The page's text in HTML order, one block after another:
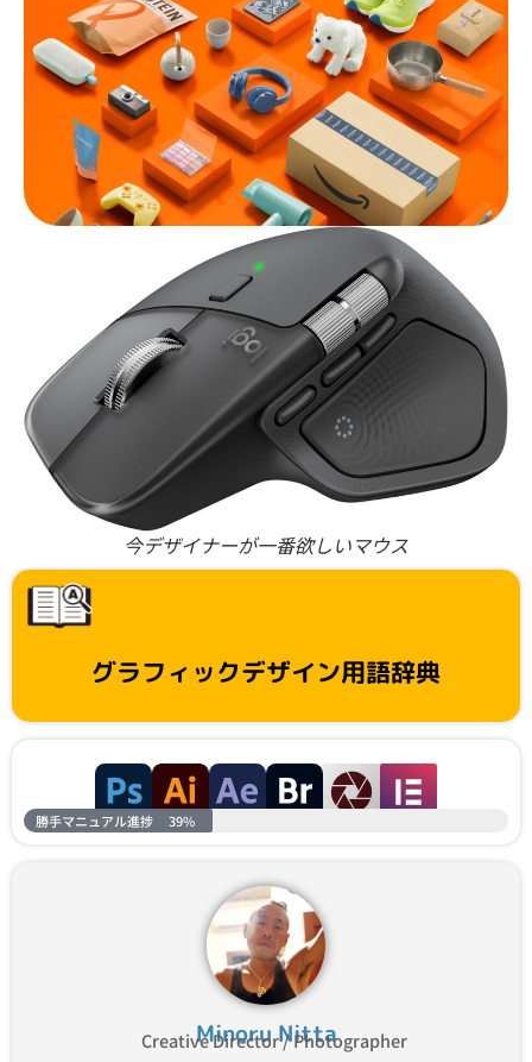
今デザイナーが一番欲しいマウス
グラフィックデザイン用語辞典
勝手マニュアル進捗 39%
Minoru Nitta
Creative Director / Photographer